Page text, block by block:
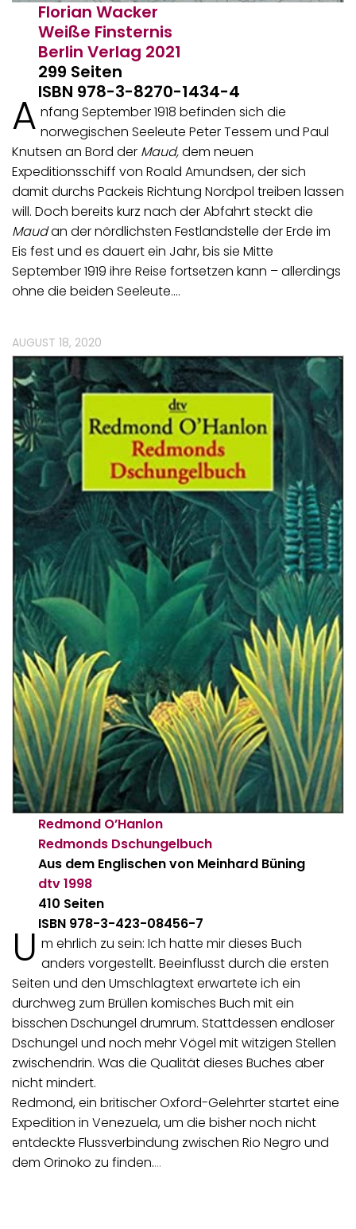
Florian Wacker
Weiße Finsternis
Berlin Verlag 2021
299 Seiten
ISBN 978-3-8270-1434-4
A nfang September 1918 befinden sich die
norwegischen Seeleute Peter Tessem und Paul
Knutsen an Bord der Maud,dem neuen
Expeditionsschiff von Roald Amundsen, der sich
damit durchs Packeis Richtung Nordpol treiben lassen
will. Doch bereits kurz nach der Abfahrt steckt die
Maudan der nördlichsten Festlandstelle der Erde im
Eis fest und es dauert ein Jahr, bis sie Mitte
September 1919 ihre Reise fortsetzen kann – allerdings
ohne die beiden Seeleute.…
AUGUST 18, 2020
Redmond O’Hanlon
Redmonds Dschungelbuch
Aus dem Englischen von Meinhard Büning
dtv1998
410 Seiten
ISBN 978-3-423-08456-7
U m ehrlich zu sein: Ich hatte mir dieses Buch
anders vorgestellt. Beeinflusst durch die ersten
Seiten und den Umschlagtext erwartete ich ein
durchweg zum Brüllen komisches Buch mit ein
bisschen Dschungel drumrum. Stattdessen endloser
Dschungel und noch mehr Vögel mit witzigen Stellen
zwischendrin. Was die Qualität dieses Buches aber
nicht mindert.
Redmond, ein britischer Oxford-Gelehrter startet eine
Expedition in Venezuela, um die bisher noch nicht
entdeckte Flussverbindung zwischen Rio Negro und
dem Orinoko zu finden.…